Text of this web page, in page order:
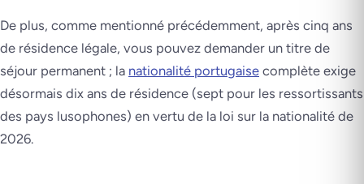
De plus, comme mentionné précédemment, après cinq ans
de résidence légale, vous pouvez demander un titre de
séjour permanent ; la nationalité portugaise complète exige
désormais dix ans de résidence (sept pour les ressortissants
des pays lusophones) en vertu de la loi sur la nationalité de
2026.